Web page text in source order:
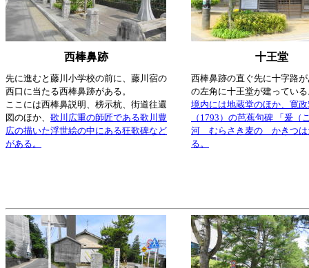
西棒鼻跡 十王堂
先に進むと藤川小学校の前に、藤川宿の
西口に当たる西棒鼻跡がある。
ここには西棒鼻説明、榜示杭、街道往還
図のほか、 歌川広重の師匠である歌川豊
広の描いた浮世絵の中にある狂歌碑など
がある。
西棒鼻跡の直ぐ先に十字路
の左角に十王堂が建ってい
境内には地蔵堂のほか、寛
（1793）の芭蕉句碑 「爰（
河 むらさき麦の かきつは
る。